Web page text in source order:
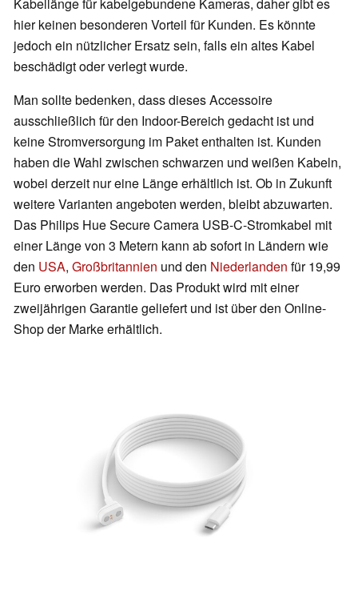
hier keinen besonderen Vorteil für Kunden. Es könnte
jedoch ein nützlicher Ersatz sein, falls ein altes Kabel
beschädigt oder verlegt wurde.
Man sollte bedenken, dass dieses Accessoire
ausschließlich für den Indoor-Bereich gedacht ist und
keine Stromversorgung im Paket enthalten ist. Kunden
haben die Wahl zwischen schwarzen und weißen Kabeln,
wobei derzeit nur eine Länge erhältlich ist. Ob in Zukunft
weitere Varianten angeboten werden, bleibt abzuwarten.
Das Philips Hue Secure Camera USB-C-Stromkabel mit
einer Länge von 3 Metern kann ab sofort in Ländern wie
den USA, Großbritannien und den Niederlanden für 19,99
Euro erworben werden. Das Produkt wird mit einer
zweijährigen Garantie geliefert und ist über den Online-
Shop der Marke erhältlich.